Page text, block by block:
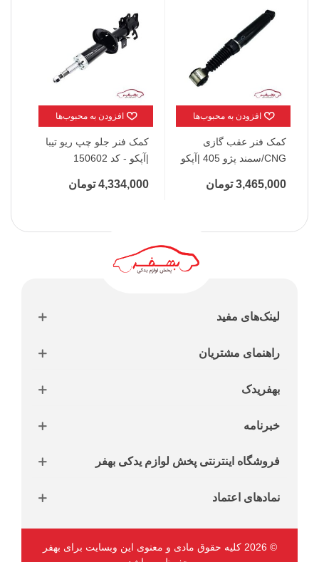
افزودن به محبوب‌ها
کمک فنر عقب گازی
CNG/سمند پژو 405 |آپکو
3,465,000 تومان
افزودن به محبوب‌ها
کمک فنر جلو چپ ریو تیبا
|آپکو - کد 150602
4,334,000 تومان
لینک‌های مفید
راهنمای مشتریان
بهفریدک
خبرنامه
فروشگاه اینترنتی پخش لوازم یدکی بهفر
نمادهای اعتماد
© 2026 کلیه حقوق مادی و معنوی این وبسایت برای بهفر